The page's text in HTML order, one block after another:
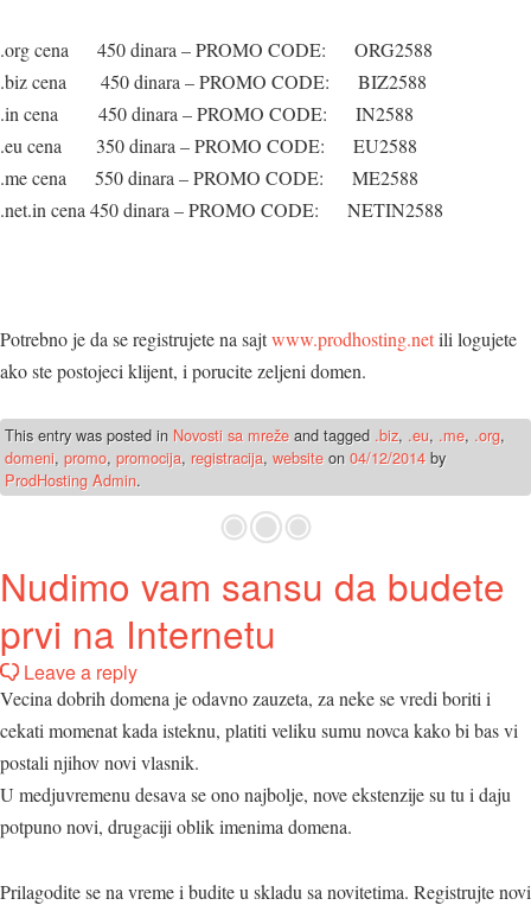
.org cena 450 dinara – PROMO CODE: ORG2588
.biz cena 450 dinara – PROMO CODE: BIZ2588
.in cena 450 dinara – PROMO CODE: IN2588
.eu cena 350 dinara – PROMO CODE: EU2588
.me cena 550 dinara – PROMO CODE: ME2588
.net.in cena 450 dinara – PROMO CODE: NETIN2588
Potrebno je da se registrujete na sajtwww.prodhosting.netili logujete
ako ste postojeci klijent, i porucite zeljeni domen.
This entry was posted in Novosti sa mreže and tagged .biz, .eu, .me, .org,
domeni, promo, promocija, registracija, website on 04/12/2014 by
ProdHosting Admin.
Nudimo vam sansu da budete
prvi na Internetu
Leave a reply
Vecina dobrih domena je odavno zauzeta, za neke se vredi boriti i
cekati momenat kada isteknu, platiti veliku sumu novca kako bi bas vi
postali njihov novi vlasnik.
U medjuvremenu desava se ono najbolje, nove ekstenzije su tu i daju
potpuno novi, drugaciji oblik imenima domena.
Prilagodite se na vreme i budite u skladu sa novitetima. Registrujte novi